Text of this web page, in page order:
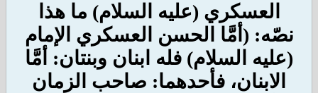
العسكري (عليه السلام) ما هذا
نصّه: (أمَّا الحسن العسكري الإمام
(عليه السلام) فله ابنان وبنتان: أمَّا
الابنان، فأحدهما: صاحب الزمان